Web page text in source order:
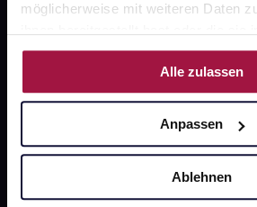
möglicherweise mit weiteren Daten
Nutzung der Dienste gesammelt
Alle zulassen
Anpassen
Ablehnen
PAYBACK
Sanitätshäuser
Impressum